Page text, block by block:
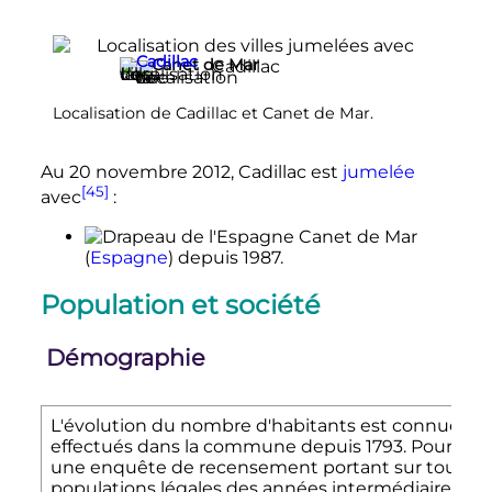
Canet de Mar
Cadillac
Localisation de Cadillac et Canet de Mar.
Au 20 novembre 2012, Cadillac est jumelée
avec[45] :
Canet de Mar
(Espagne) depuis 1987.
Population et société
Démographie
L'évolution du nombre d'habitants est connue à
effectués dans la commune depuis 1793. Pour
une enquête de recensement portant sur toute